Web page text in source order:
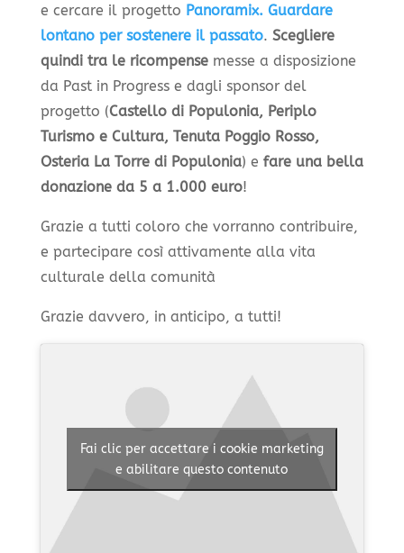
e cercare il progetto Panoramix. Guardare
lontano per sostenere il passato. Scegliere
quindi tra le ricompensemesse a disposizione
da Past in Progress e dagli sponsor del
progetto (Castello di Populonia, Periplo
Turismo e Cultura, Tenuta Poggio Rosso,
Osteria La Torre di Populonia) e fare una bella
donazione da 5 a 1.000 euro!
Grazie a tutti coloro che vorranno contribuire,
e partecipare così attivamente alla vita
culturale della comunità
Grazie davvero, in anticipo, a tutti!
Fai clic per accettare i cookie marketing
e abilitare questo contenuto